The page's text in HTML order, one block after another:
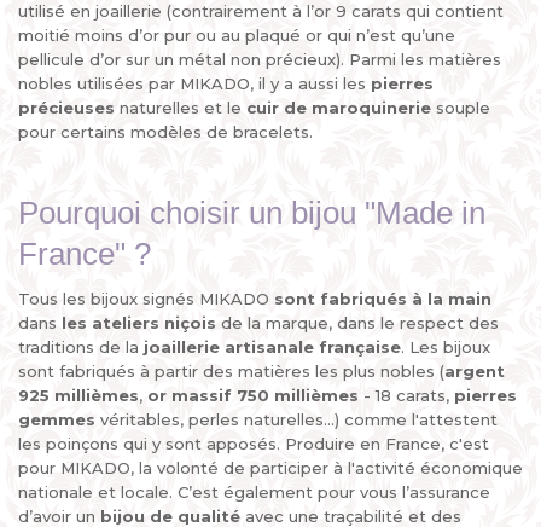
utilisé en joaillerie (contrairement à l’or 9 carats qui contient
moitié moins d’or pur ou au plaqué or qui n’est qu’une
pellicule d’or sur un métal non précieux). Parmi les matières
nobles utilisées par MIKADO, il y a aussi les pierres
précieuses naturelles et le cuir de maroquinerie souple
pour certains modèles de bracelets.
Pourquoi choisir un bijou "Made in
France" ?
Tous les bijoux signés MIKADO sont fabriqués à la main
dans les ateliers niçois de la marque, dans le respect des
traditions de la joaillerie artisanale française. Les bijoux
sont fabriqués à partir des matières les plus nobles (argent
925 millièmes, or massif 750 millièmes - 18 carats, pierres
gemmes véritables, perles naturelles...) comme l'attestent
les poinçons qui y sont apposés. Produire en France, c'est
pour MIKADO, la volonté de participer à l'activité économique
nationale et locale. C’est également pour vous l’assurance
d’avoir un bijou de qualité avec une traçabilité et des